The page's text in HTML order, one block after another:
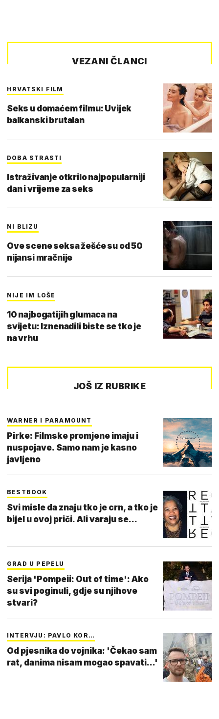
VEZANI ČLANCI
HRVATSKI FILM
Seks u domaćem filmu: Uvijek
balkanski brutalan
DOBA STRASTI
Istraživanje otkrilo najpopularniji
dan i vrijeme za seks
NI BLIZU
Ove scene seksa žešće su od 50
nijansi mračnije
NIJE IM LOŠE
10 najbogatijih glumaca na
svijetu: Iznenadili biste se tko je
na vrhu
JOŠ IZ RUBRIKE
WARNER I PARAMOUNT
Pirke: Filmske promjene imaju i
nuspojave. Samo nam je kasno
javljeno
BESTBOOK
Svi misle da znaju tko je crn, a tko je
bijel u ovoj priči. Ali varaju se...
GRAD U PEPELU
Serija 'Pompeii: Out of time': Ako
su svi poginuli, gdje su njihove
stvari?
INTERVJU: PAVLO KOR…
Od pjesnika do vojnika: 'Čekao sam
rat, danima nisam mogao spavati...'